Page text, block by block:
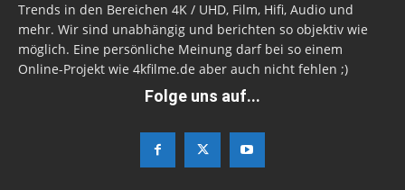
Trends in den Bereichen 4K / UHD, Film, Hifi, Audio und
mehr. Wir sind unabhängig und berichten so objektiv wie
möglich. Eine persönliche Meinung darf bei so einem
Online-Projekt wie 4kfilme.de aber auch nicht fehlen ;)
Folge uns auf...